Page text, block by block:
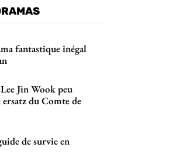
fantastique inégal
Jin Wook peu
du Comte de
de survie en